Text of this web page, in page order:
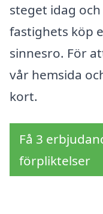
steget idag
fastighets köp
sinnesro. För
vår hemsida
kort.
Få 3
förpliktelser